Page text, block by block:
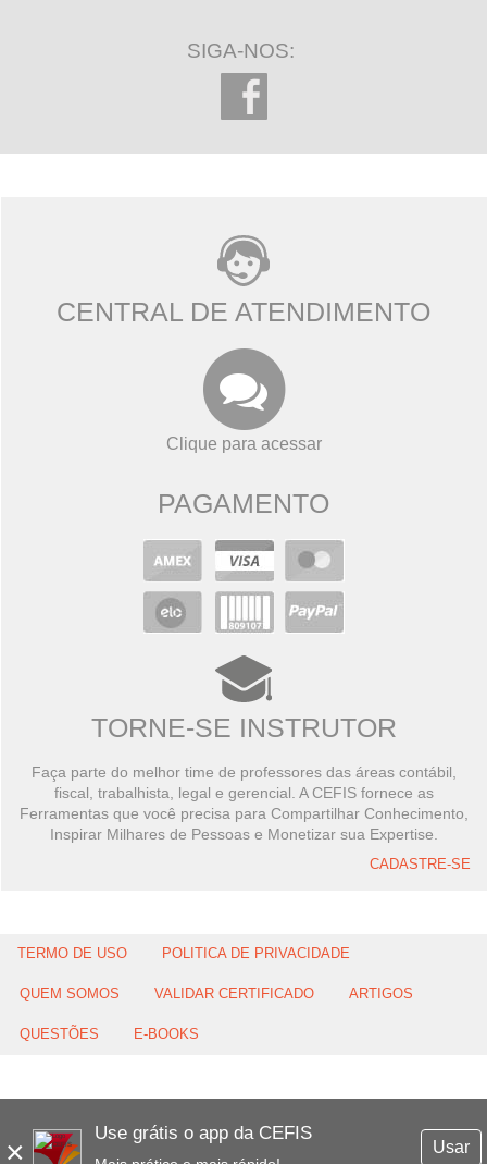
×
Use grátis o app da CEFIS
Usar
SIGA-NOS:
CENTRAL DE ATENDIMENTO
Clique para acessar
PAGAMENTO
TORNE-SE INSTRUTOR
Faça parte do melhor time de professores das áreas contábil,
fiscal, trabalhista, legal e gerencial. A CEFIS fornece as
Ferramentas que você precisa para Compartilhar Conhecimento,
Inspirar Milhares de Pessoas e Monetizar sua Expertise.
CADASTRE-SE
TERMO DE USO POLITICA DE PRIVACIDADE
QUEM SOMOS VALIDAR CERTIFICADO ARTIGOS
QUESTÕES E-BOOKS